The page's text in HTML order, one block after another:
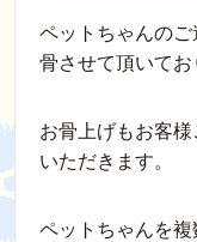
ペットちゃんの
骨させて頂いてお
お骨上げもお客
いただきます。
ペットちゃんを